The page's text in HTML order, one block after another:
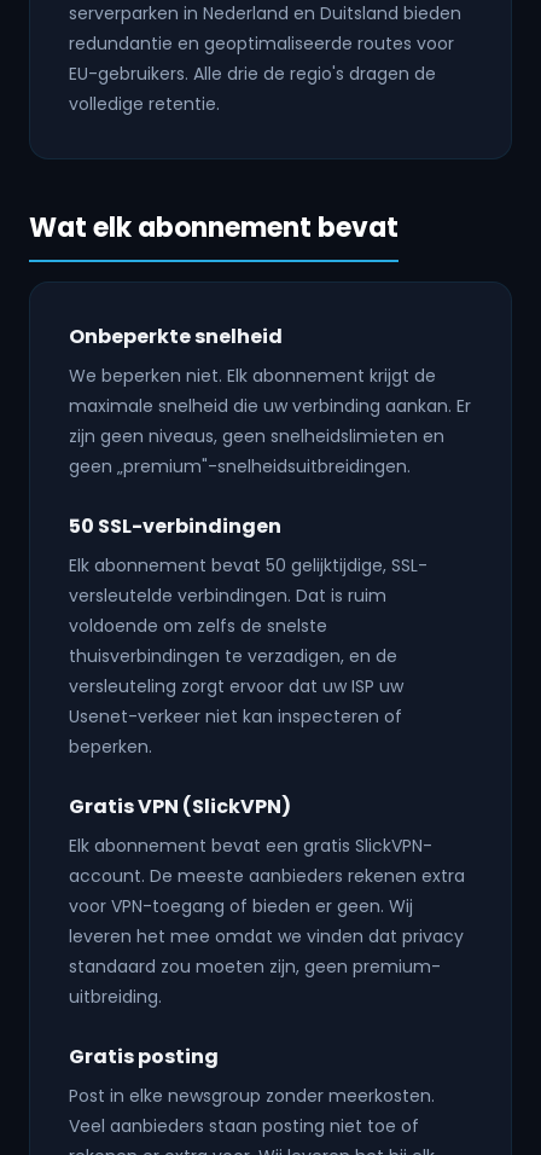
serverparken in Nederland en Duitsland bieden
redundantie en geoptimaliseerde routes voor
EU-gebruikers. Alle drie de regio's dragen de
volledige retentie.
Wat elk abonnement bevat
Onbeperkte snelheid
We beperken niet. Elk abonnement krijgt de
maximale snelheid die uw verbinding aankan. Er
zijn geen niveaus, geen snelheidslimieten en
geen „premium"-snelheidsuitbreidingen.
50 SSL-verbindingen
Elk abonnement bevat 50 gelijktijdige, SSL-
versleutelde verbindingen. Dat is ruim
voldoende om zelfs de snelste
thuisverbindingen te verzadigen, en de
versleuteling zorgt ervoor dat uw ISP uw
Usenet-verkeer niet kan inspecteren of
beperken.
Gratis VPN (SlickVPN)
Elk abonnement bevat een gratis SlickVPN-
account. De meeste aanbieders rekenen extra
voor VPN-toegang of bieden er geen. Wij
leveren het mee omdat we vinden dat privacy
standaard zou moeten zijn, geen premium-
uitbreiding.
Gratis posting
Post in elke newsgroup zonder meerkosten.
Veel aanbieders staan posting niet toe of